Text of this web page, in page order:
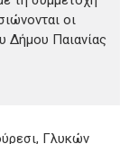
οι
Δήμου Παιανίας
Γλυκών